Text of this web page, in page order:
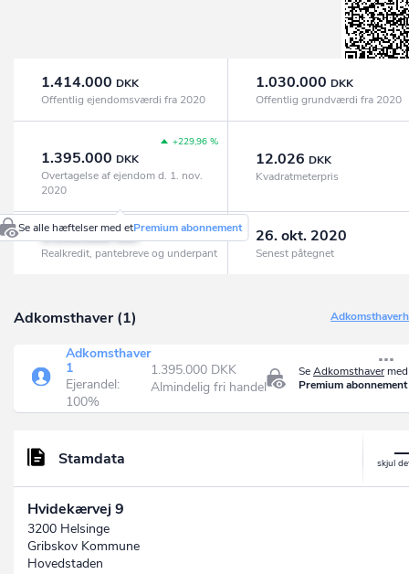
1.414.000 DKK
Offentlig ejendomsværdi fra 2020
1.030.000 DKK
Offentlig grundværdi fra 2020
+229,96 %
1.395.000 DKK
Overtagelse af ejendom d. 1. nov.
2020
12.026 DKK
Kvadratmeterpris
1.130.000
Se alle hæftelser med etPremium abonnement
Realkredit, pantebreve og underpant
26. okt. 2020
Senest påtegnet
Adkomsthaver (1)
SeAdkomsthaver
Premium abonnement
Adkomsthaver
1
Ejerandel:
100%
1.395.000 DKK
Almindelig fri handel
Stamdata
Hvidekærvej 9
3200 Helsinge
Gribskov Kommune
Hovedstaden